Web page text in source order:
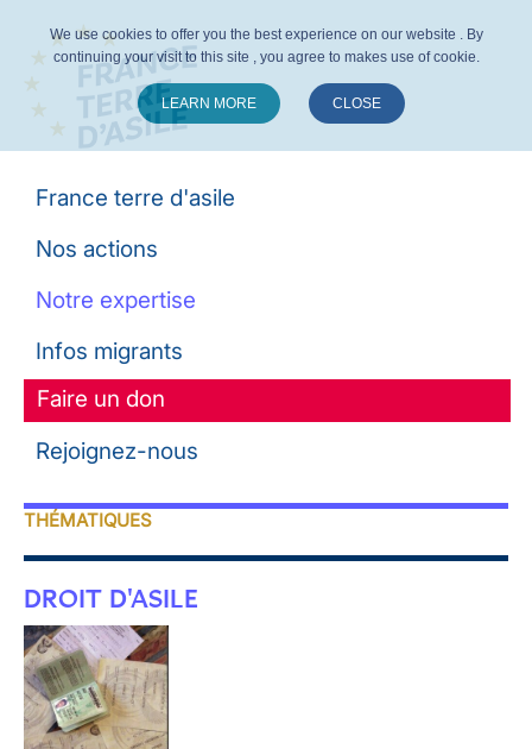
France terre d'asile
Nos actions
Notre expertise
Infos migrants
Faire un don
Rejoignez-nous
THÉMATIQUES
DROIT D'ASILE
We use cookies to offer you the best experience on our website . By
continuing your visit to this site , you agree to makes use of cookie.
LEARN MORE CLOSE